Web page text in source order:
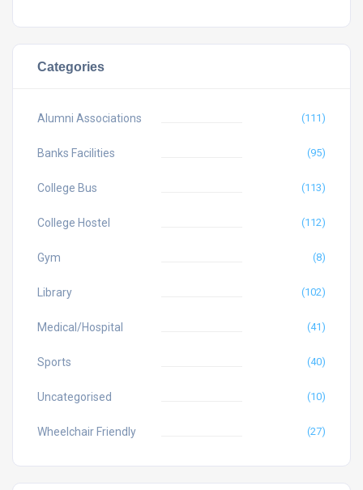
Categories
Alumni Associations (111)
Banks Facilities (95)
College Bus (113)
College Hostel (112)
Gym (8)
Library (102)
Medical/Hospital (41)
Sports (40)
Uncategorised (10)
Wheelchair Friendly (27)